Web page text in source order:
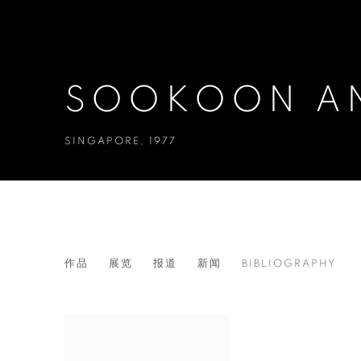
SOOKOON
SINGAPORE, 1977
SOOKOON ANG SINGAPORE,1977
作品 展览 报道 新闻 BIBLIOGRAPHY